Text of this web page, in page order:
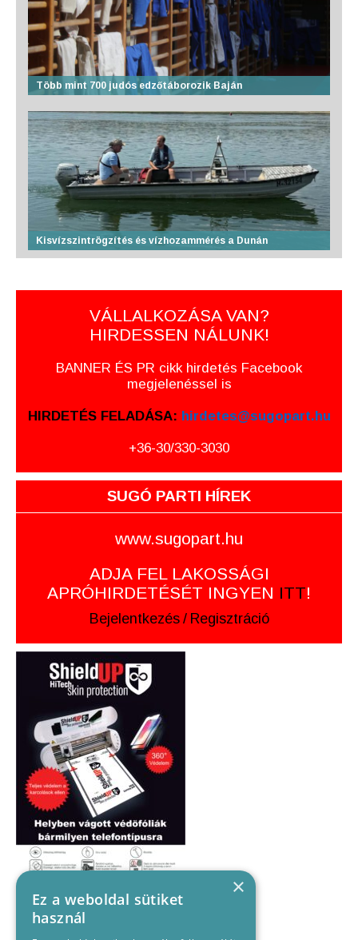
Több mint 700 judós edzőtáborozik Baján
Kisvízszintrögzítés és vízhozammérés a Dunán
VÁLLALKOZÁSA VAN?
HIRDESSEN NÁLUNK!
BANNER ÉS PR cikk hirdetés Facebook
megjelenéssel is
HIRDETÉS FELADÁSA: hirdetes@sugopart.hu
+36-30/330-3030
SUGÓ PARTI HÍREK
www.sugopart.hu
ADJA FEL LAKOSSÁGI
APRÓHIRDETÉSÉT INGYEN ITT!
Bejelentkezés / Regisztráció
×
Ez a weboldal sütiket
használ